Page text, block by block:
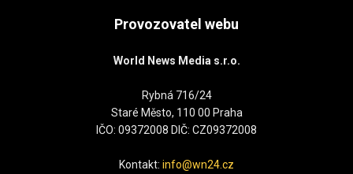
Provozovatel webu
World News Media s.r.o.
Rybná 716/24
Staré Město, 110 00 Praha
IČO: 09372008 DIČ: CZ09372008
Kontakt: info@wn24.cz